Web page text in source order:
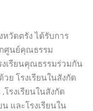
หวัดตรัง ได้รับการ
ศูนย์คุณธรรม
เรียนคุณธรรมร่วมกัน
ย โรงเรียนในสังกัด
โรงเรียนในสังกัด
และโรงเรียนใน